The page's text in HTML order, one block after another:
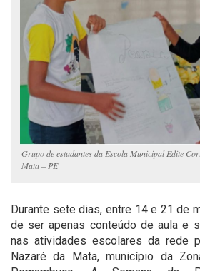
Grupo de estudantes da Escola Municipal Edite
Mata – PE
Durante sete dias, entre 14 e 21 de
de ser apenas conteúdo de aula e
nas atividades escolares da rede
Nazaré da Mata, município da